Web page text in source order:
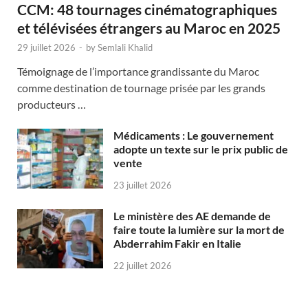
CCM: 48 tournages cinématographiques
et télévisées étrangers au Maroc en 2025
29 juillet 2026 - bySemlali Khalid
Témoignage de l’importance grandissante du Maroc
comme destination de tournage prisée par les grands
producteurs …
Médicaments : Le gouvernement
adopte un texte sur le prix public de
vente
23 juillet 2026
Le ministère des AE demande de
faire toute la lumière sur la mort de
Abderrahim Fakir en Italie
22 juillet 2026